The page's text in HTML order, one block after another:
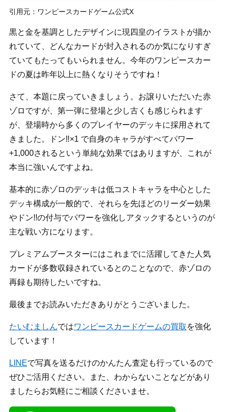
引用元：ワンピースカードゲーム公式X
黒と金を基調としたデザインに現四皇のイラストが描か
れていて、どんなカードが封入されるのか気になりすぎ
ていてもたってもいられません。今年のワンピースカー
ドの夏は昨年以上に熱くなりそうですね！
さて、本題に戻っていきましょう。お譲りいただいた赤
ゾロですが、第一弾に登場と少し古くも感じられます
が、登場時から多くのプレイヤーのデッキに採用されて
きました。ドン‼×1 で自身のキャラがすべてパワー
+1,000されるという単純な効果ではありますが、これが
本当に強いんですよね。
基本的に赤ゾロのデッキは低コストキャラを中心とした
デッキ構成が一般的で、それらを先ほどのリーダー効果
やドン!!の付与でパワーを強化しアタックするというのが
主な戦い方になります。
プレミアムブースターにはこれまでに活躍してきた人気
カードが多数収録されているとのことなので、赤ゾロの
再録も期待したいですね。
最後までお読みいただきありがとうございました。
たいむましんではワンピースカードゲームの買取 を強化
しています！
LINEで写真を送るだけのかんたん査定も行っているので
ぜひご活用ください。また、わからないことなどがあり
ましたらお気軽にご相談くださいませ。